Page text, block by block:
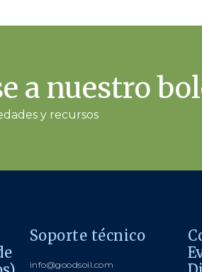
a nuestro
y recursos
Soporte técnico
info@goodsoil.com